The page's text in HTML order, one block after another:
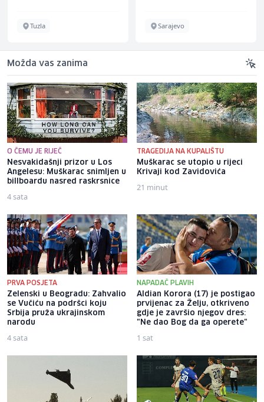
Tuzla Sarajevo
Možda vas zanima
O ČEMU JE RIJEČ
Nesvakidašnji prizor u Los
Angelesu: Muškarac snimljen u
billboardu nasred raskrsnice
4 sata
TRAGEDIJA NA KUPALIŠTU
Muškarac se utopio u rijeci
Krivaji kod Zavidovića
21 minut
PRVA POSJETA
Zelenski u Beogradu: Zahvalio
se Vučiću na podršci koju
Srbija pruža ukrajinskom
narodu
4 sata
NAPADAČ PLAVIH
Aldian Korora (17) je postigao
prvijenac za Želju, otkriveno
gdje je završio njegov dres:
"Ne dao Bog da ga operete"
1 sat